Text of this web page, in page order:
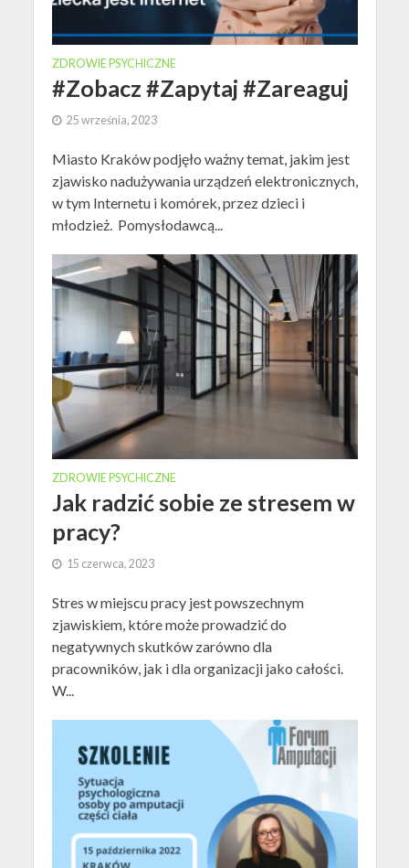
ZDROWIE PSYCHICZNE
#Zobacz #Zapytaj #Zareaguj
25 września, 2023
Miasto Kraków podjęło ważny temat, jakim jest
zjawisko nadużywania urządzeń elektronicznych,
w tym Internetu i komórek, przez dzieci i
młodzież. Pomysłodawcą...
ZDROWIE PSYCHICZNE
Jak radzić sobie ze stresem w
pracy?
15 czerwca, 2023
Stres w miejscu pracy jest powszechnym
zjawiskiem, które może prowadzić do
negatywnych skutków zarówno dla
pracowników, jak i dla organizacji jako całości.
W...